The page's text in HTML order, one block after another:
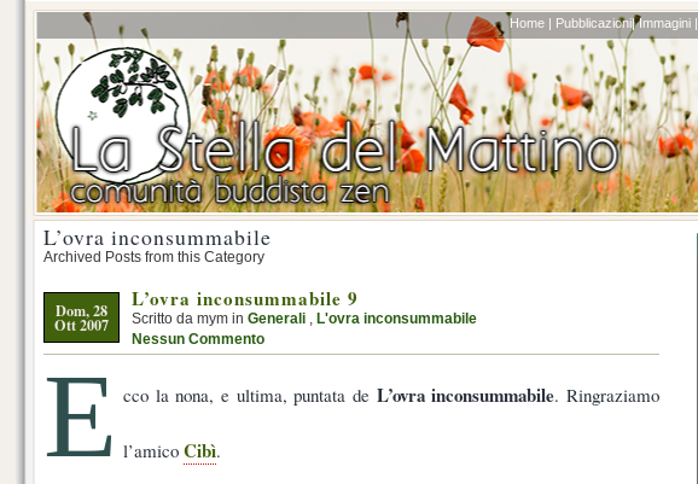
Home | Pubblicazioni| Immagini |
L’ovra inconsummabile
Archived Posts from this Category
Dom, 28
Ott 2007
L’ovra inconsummabile 9
Scritto da mym in Generali
L'ovra inconsummabile
Nessun Commento
E cco la nona, e ultima, puntata de L’ovra inconsummabile. Ringraziamo
l’amico Cibì.